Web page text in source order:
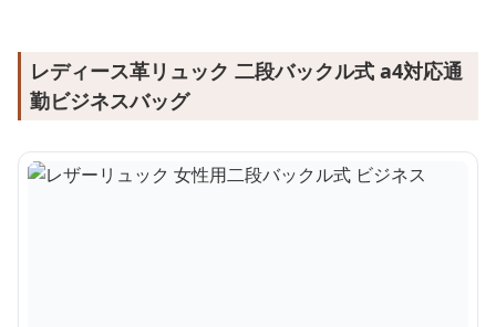
レディース革リュック 二段バックル式 a4対応通
勤ビジネスバッグ